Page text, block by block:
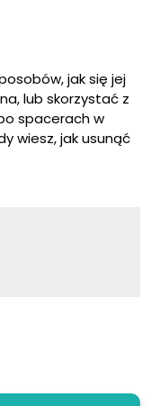
jak się jej
lub skorzystać z
spacerach w
wiesz, jak usunąć